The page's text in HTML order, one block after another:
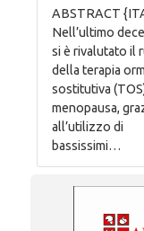
ABSTRACT
Nell’ultimo
si è rivalutato il
della terapia
sostitutiva
menopausa,
all’utilizzo di
bassissimi…